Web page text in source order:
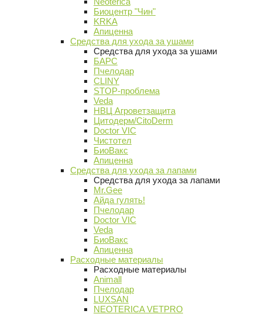
Биоцентр "Чин"
KRKA
Апиценна
Средства для ухода за ушами
Средства для ухода за ушами
БАРС
Пчелодар
CLINY
STOP-проблема
Veda
НВЦ Агроветзащита
Цитодерм/CitoDerm
Doctor VIC
Чистотел
БиоВакс
Апиценна
Средства для ухода за лапами
Средства для ухода за лапами
Mr.Gee
Айда гулять!
Пчелодар
Doctor VIC
Veda
БиоВакс
Апиценна
Расходные материалы
Расходные материалы
Animall
Пчелодар
LUXSAN
NEOTERICA VETPRO